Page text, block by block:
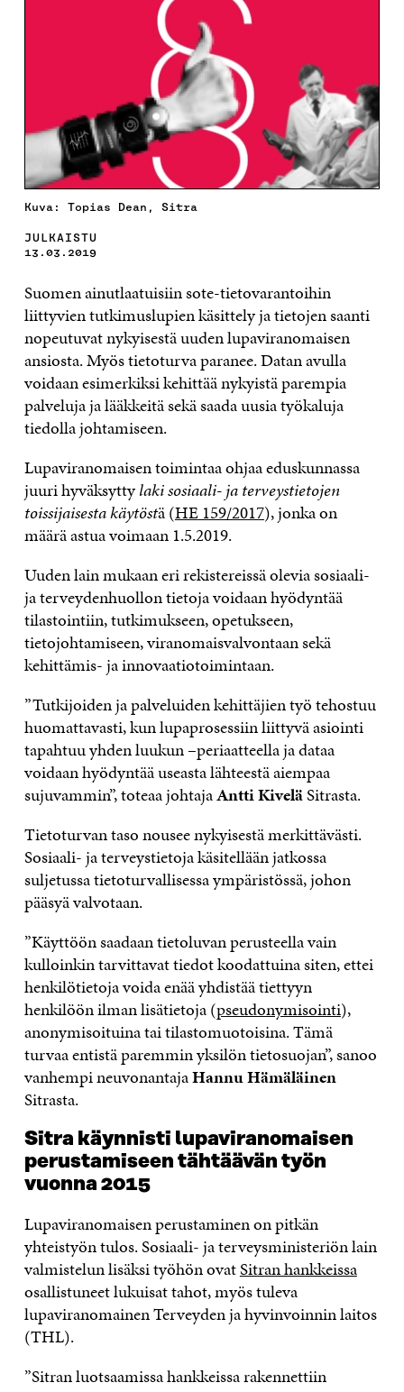
Kuva: Topias Dean, Sitra
JULKAISTU
13.03.2019
Suomenainutlaatuisiin sote-tietovarantoihin
liittyvien tutkimuslupien käsittely ja tietojen saanti
nopeutuvat nykyisestä uuden lupaviranomaisen
ansiosta. Myös tietoturva paranee.Datanavulla
voidaan esimerkiksi kehittää nykyistä parempia
palvelujaja lääkkeitä sekäsaada uusia työkaluja
tiedollajohtamiseen.
Lupaviranomaisen toimintaa ohjaa eduskunnassa
juuri hyväksyttylaki sosiaali- ja terveystietojen
toissijaisesta käytöstä (HE159/2017), jonka on
määrä astua voimaan 1.5.2019.
Uuden lain mukaan erirekistereissä oleviasosiaali-
ja terveydenhuollontietoja voidaan hyödyntää
tilastointiin, tutkimukseen, opetukseen,
tietojohtamiseen, viranomaisvalvontaan sekä
kehittämis- ja innovaatiotoimintaan.
”Tutkijoiden ja palveluiden kehittäjientyötehostuu
huomattavasti, kunlupaprosessiin liittyvä asiointi
tapahtuu yhden luukun–periaatteellaja dataa
voidaan hyödyntää useasta lähteestäaiempaa
sujuvammin”,toteaa johtajaAntti KiveläSitrasta.
Tietoturvan taso nousee nykyisestämerkittävästi.
Sosiaali- ja terveystietoja käsitelläänjatkossa
suljetussa tietoturvallisessa ympäristössä, johon
pääsyä valvotaan.
”Käyttöön saadaan tietoluvan perusteella vain
kulloinkin tarvittavat tiedotkoodattuina siten, ettei
henkilötietoja voida enää yhdistää tiettyyn
henkilöön ilman lisätietoja (pseudonymisointi),
anonymisoituinatai tilastomuotoisina.Tämä
turvaa entistä paremmin yksilön tietosuojan”,sanoo
vanhempi neuvonantajaHannu Hämäläinen
Sitrasta.
Sitra käynnisti lupaviranomaisen
perustamiseen tähtäävän työn
vuonna 2015
Lupaviranomaisen perustaminenon pitkän
yhteistyön tulos.Sosiaali- ja terveysministeriönlain
valmistelun lisäksityöhön ovatSitran hankkeissa
osallistuneet lukuisat tahot, myös tuleva
lupaviranomainen Terveyden ja hyvinvoinnin laitos
(THL).
”Sitran luotsaamissa hankkeissarakennettiin